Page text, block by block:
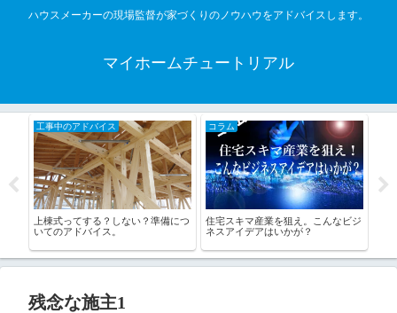
ハウスメーカーの現場監督が家づくりのノウハウをアドバイスします。
マイホームチュートリアル
い？準備につ
コラム
住宅スキマ産業を狙え。こんなビジ
ネスアイデアはいかが？
新築入居までの準備事項。引越
の総チェック！
残念な施主1